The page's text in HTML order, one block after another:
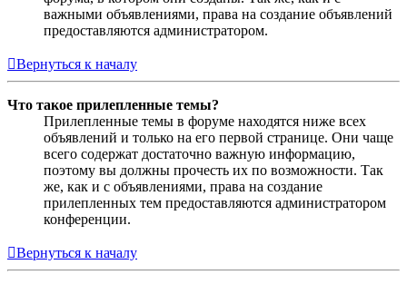
важными объявлениями, права на создание объявлений
предоставляются администратором.
Вернуться к началу
Что такое прилепленные темы?
Прилепленные темы в форуме находятся ниже всех
объявлений и только на его первой странице. Они чаще
всего содержат достаточно важную информацию,
поэтому вы должны прочесть их по возможности. Так
же, как и с объявлениями, права на создание
прилепленных тем предоставляются администратором
конференции.
Вернуться к началу